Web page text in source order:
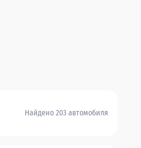
Найдено 203 автомобиля